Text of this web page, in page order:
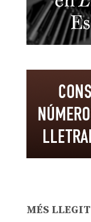
MÉS LLEGIT